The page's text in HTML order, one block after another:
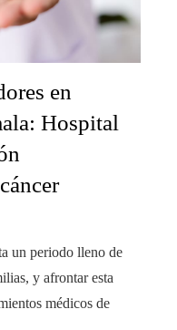
en
Hospital
un periodo lleno de
y afrontar esta
médicos de